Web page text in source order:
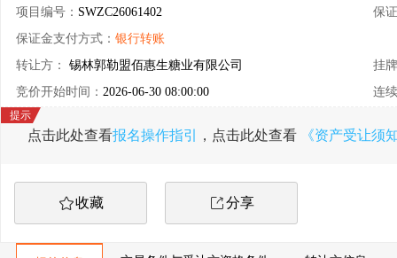
项目编号： SWZC26061402
保
保证金支付方式： 银行转账
转让方： 锡林郭勒盟佰惠生糖业有限公司
挂
竞价开始时间： 2026-06-30 08:00:00 连
点击此处查看报名操作指引 ，点击此处查看 《资产受让须
收藏 分享